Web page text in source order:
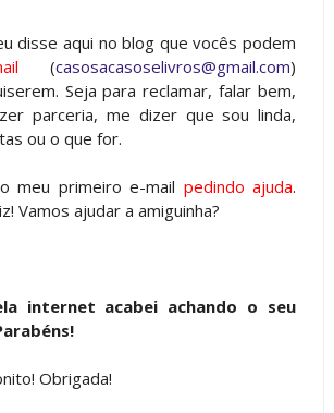
disse aqui no blog que vocês podem
(casosacasoselivros@gmail.com)
Seja para reclamar, falar bem,
parceria, me dizer que sou linda,
ou o que for.
meu primeiro e-mail pedindo ajuda.
Vamos ajudar a amiguinha?
internet acabei achando o seu
Obrigada!